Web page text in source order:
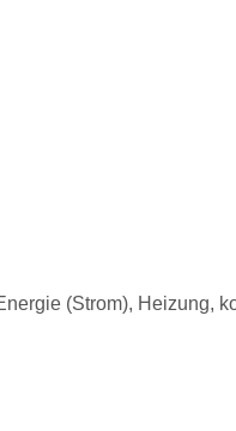
(Strom), Heizung,